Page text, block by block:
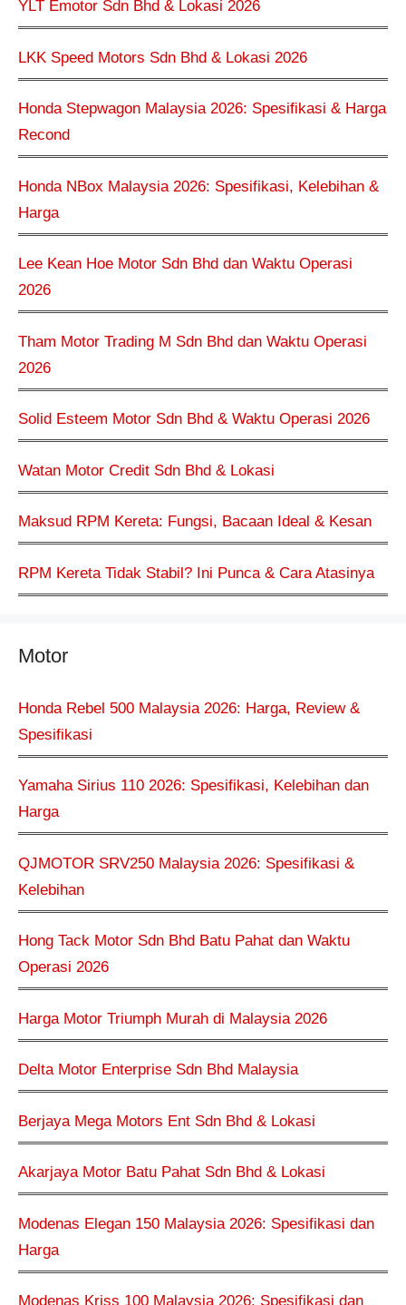
YLT Emotor Sdn Bhd & Lokasi 2026
LKK Speed Motors Sdn Bhd & Lokasi 2026
Honda Stepwagon Malaysia 2026: Spesifikasi & Harga
Recond
Honda NBox Malaysia 2026: Spesifikasi, Kelebihan &
Harga
Lee Kean Hoe Motor Sdn Bhd dan Waktu Operasi
2026
Tham Motor Trading M Sdn Bhd dan Waktu Operasi
2026
Solid Esteem Motor Sdn Bhd & Waktu Operasi 2026
Watan Motor Credit Sdn Bhd & Lokasi
Maksud RPM Kereta: Fungsi, Bacaan Ideal & Kesan
RPM Kereta Tidak Stabil? Ini Punca & Cara Atasinya
Motor
Honda Rebel 500 Malaysia 2026: Harga, Review &
Spesifikasi
Yamaha Sirius 110 2026: Spesifikasi, Kelebihan dan
Harga
QJMOTOR SRV250 Malaysia 2026: Spesifikasi &
Kelebihan
Hong Tack Motor Sdn Bhd Batu Pahat dan Waktu
Operasi 2026
Harga Motor Triumph Murah di Malaysia 2026
Delta Motor Enterprise Sdn Bhd Malaysia
Berjaya Mega Motors Ent Sdn Bhd & Lokasi
Akarjaya Motor Batu Pahat Sdn Bhd & Lokasi
Modenas Elegan 150 Malaysia 2026: Spesifikasi dan
Harga
Modenas Kriss 100 Malaysia 2026: Spesifikasi dan